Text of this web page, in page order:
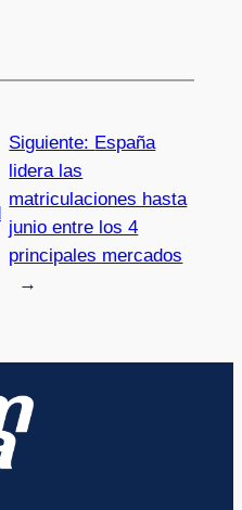
Siguiente: España
lidera las
matriculaciones hasta
junio entre los 4
principales mercados
→